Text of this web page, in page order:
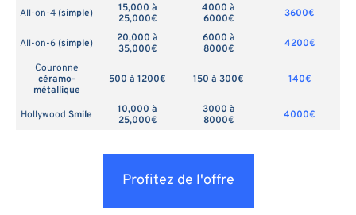
All-on-4 (simple)
15,000 à
25,000€
4000 à
6000€
3600€
All-on-6 (simple)
20,000 à
35,000€
6000 à
8000€
4200€
Couronne
céramo-
métallique
500 à 1200€ 150 à 300€ 140€
Hollywood Smile
10,000 à
25,000€
3000 à
8000€
4000€
Profitez de l'offre